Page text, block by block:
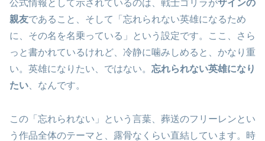
公式情報として示されているのは、戦士ゴリラがザインの
親友であること、そして「忘れられない英雄になるため
に、その名を名乗っている」という設定です。ここ、さら
っと書かれているけれど、冷静に噛みしめると、かなり重
い。英雄になりたい、ではない。 忘れられない英雄になり
たい 、なんです。
この「忘れられない」という言葉、葬送のフリーレンとい
う作品全体のテーマと、露骨なくらい直結しています。時